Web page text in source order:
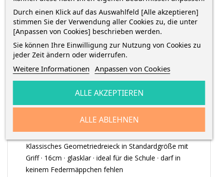
Dienstag 11 AugustundDonnerstag 13 August mitDHL
BESCHREIBUNG
Klassisches Geometriedreieck in Standardgröße mit
Griff · 16cm · glasklar · ideal für die Schule · darf in
keinem Federmäppchen fehlen
Durch einen Klick auf das Auswahlfeld [Alle akzeptieren]
stimmen Sie der Verwendung aller Cookies zu, die unter
[Anpassen von Cookies] beschrieben werden.
Sie können Ihre Einwilligung zur Nutzung von Cookies zu
jeder Zeit ändern oder widerrufen.
Weitere Informationen Anpassen von Cookies
ALLE ABLEHNEN
ALLE AKZEPTIEREN